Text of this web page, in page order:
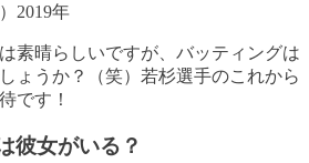
2019年
素晴らしいですが、バッティングは
ょうか？（笑）若杉選手のこれから
です！
彼女がいる？